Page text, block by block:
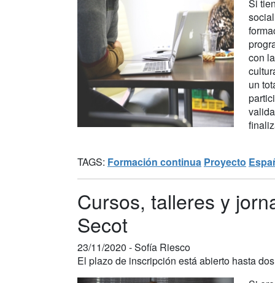
Si
con
un
TAGS: Formación continua Proyecto
Cursos, talleres y
Secot
23/11/2020 -Sofía Riesco
El plazo de inscripción está abierto hasta